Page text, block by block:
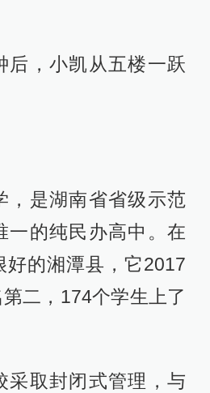
后，小凯从五楼一跃
，是湖南省省级示范
一的纯民办高中。在
好的湘潭县，它2017
二，174个学生上了
采取封闭式管理，与